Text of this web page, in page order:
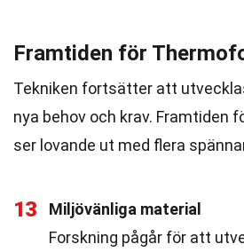
Framtiden för
Tekniken fortsätter att
nya behov och krav. Framtiden
ser lovande ut med flera
13
Miljövänliga material
Forskning pågår för att